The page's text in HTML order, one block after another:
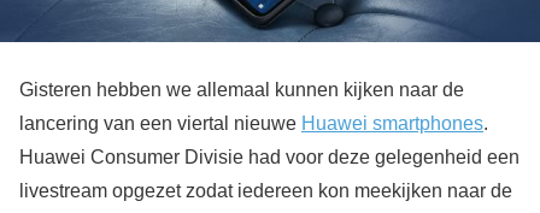
Gisteren hebben we allemaal kunnen kijken naar de
lancering van een viertal nieuwe Huawei smartphones.
Huawei Consumer Divisie had voor deze gelegenheid een
livestream opgezet zodat iedereen kon meekijken naar de